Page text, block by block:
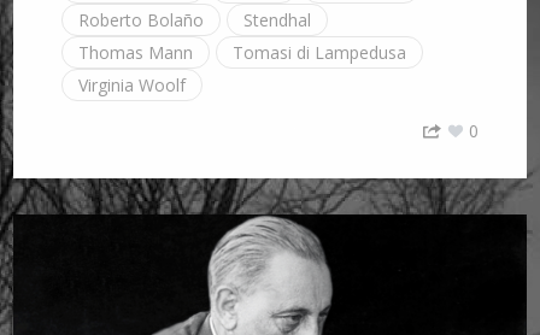
Roberto Bolaño
Stendhal
Thomas Mann
Tomasi di Lampedusa
Virginia Woolf
0